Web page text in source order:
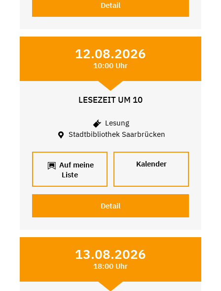
Detail
12.08.2026
10:00 Uhr
LESEZEIT UM 10
Lesung
Stadtbibliothek Saarbrücken
Auf meine
Liste
Kalender
Detail
13.08.2026
18:00 Uhr